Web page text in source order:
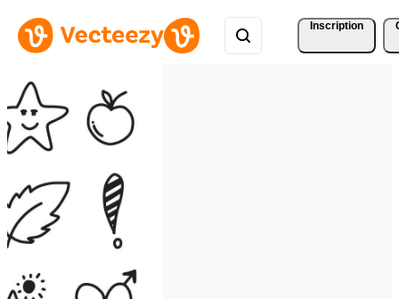
Inscription